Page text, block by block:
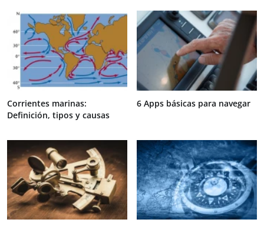
Corrientes marinas:
Definición, tipos y causas
6 Apps básicas para navegar